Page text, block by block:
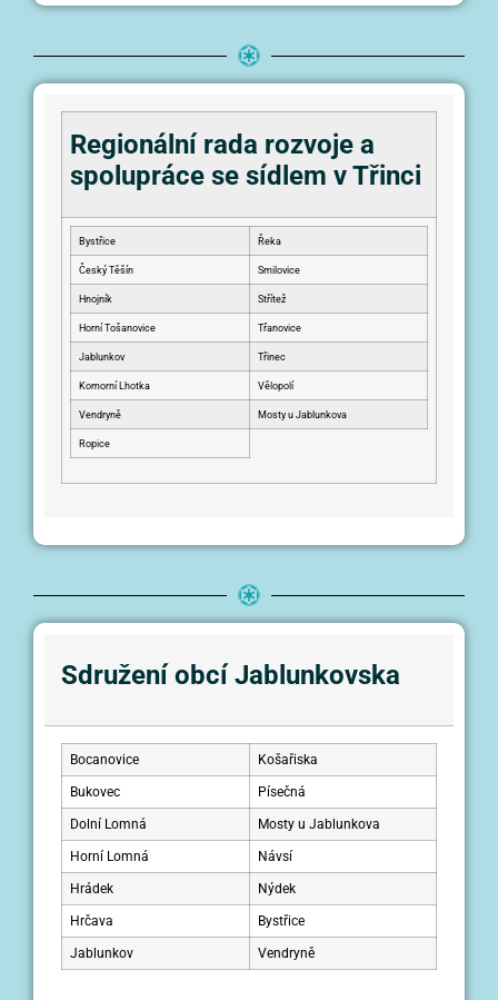
Regionální rada rozvoje a
spolupráce se sídlem v Třinci
Bystřice Řeka
Český Těšín Smilovice
Hnojník Střítež
Horní Tošanovice Třanovice
Jablunkov Třinec
Komorní Lhotka Vělopolí
Vendryně Mosty u Jablunkova
Ropice
Sdružení obcí Jablunkovska
Bocanovice Košařiska
Bukovec Písečná
Dolní Lomná Mosty u Jablunkova
Horní Lomná Návsí
Hrádek Nýdek
Hrčava Bystřice
Jablunkov Vendryně